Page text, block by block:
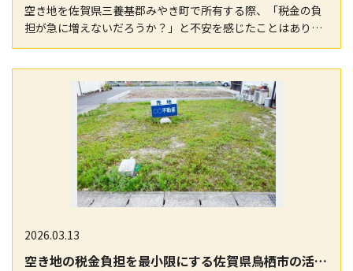
空き地を佐賀県三養基郡みやき町で所有する際、「税金の負
担が急に増えないだろうか？」と不安を感じたことはありま
せんか？地域特有の税制や、空き地管理における固定資…
2026.03.13
空き地の税金負担を最小限にする佐賀県鳥栖市の活用と固定資産税計算ガイド